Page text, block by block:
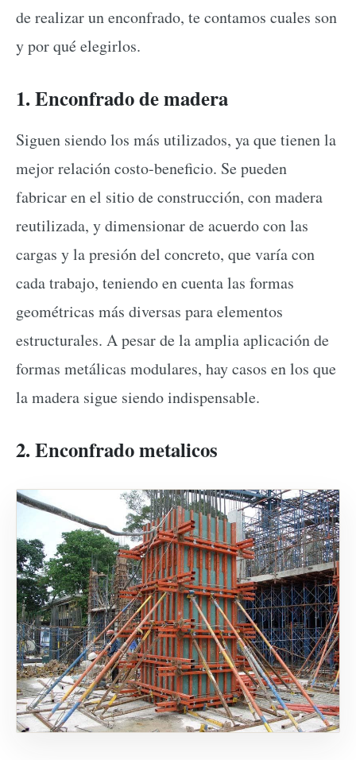
de realizar un enconfrado, te contamos cuales son
y por qué elegirlos.
1. Enconfrado de madera
Siguen siendo los más utilizados, ya que tienen la
mejor relación costo-beneficio. Se pueden
fabricar en el sitio de construcción, con madera
reutilizada, y dimensionar de acuerdo con las
cargas y la presión del concreto, que varía con
cada trabajo, teniendo en cuenta las formas
geométricas más diversas para elementos
estructurales. A pesar de la amplia aplicación de
formas metálicas modulares, hay casos en los que
la madera sigue siendo indispensable.
2. Enconfrado metalicos